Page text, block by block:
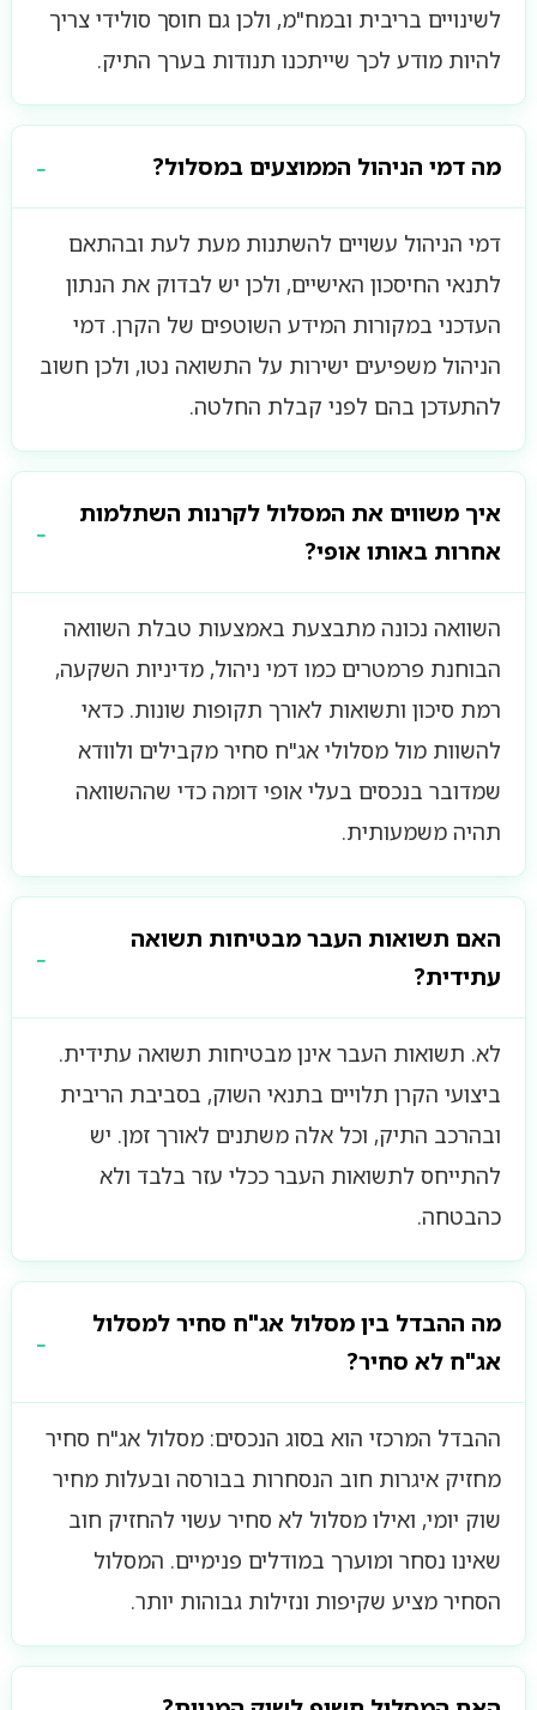
לשינויים בריבית ובמח"מ, ולכן גם חוסך סולידי צריך
להיות מודע לכך שייתכנו תנודות בערך התיק.
מה דמי הניהול הממוצעים במסלול?
דמי הניהול עשויים להשתנות מעת לעת ובהתאם
לתנאי החיסכון האישיים, ולכן יש לבדוק את הנתון
העדכני במקורות המידע השוטפים של הקרן. דמי
הניהול משפיעים ישירות על התשואה נטו, ולכן חשוב
להתעדכן בהם לפני קבלת החלטה.
איך משווים את המסלול לקרנות השתלמות
אחרות באותו אופי?
השוואה נכונה מתבצעת באמצעות טבלת השוואה
הבוחנת פרמטרים כמו דמי ניהול, מדיניות השקעה,
רמת סיכון ותשואות לאורך תקופות שונות. כדאי
להשוות מול מסלולי אג"ח סחיר מקבילים ולוודא
שמדובר בנכסים בעלי אופי דומה כדי שההשוואה
תהיה משמעותית.
האם תשואות העבר מבטיחות תשואה
עתידית?
לא. תשואות העבר אינן מבטיחות תשואה עתידית.
ביצועי הקרן תלויים בתנאי השוק, בסביבת הריבית
ובהרכב התיק, וכל אלה משתנים לאורך זמן. יש
להתייחס לתשואות העבר ככלי עזר בלבד ולא
כהבטחה.
מה ההבדל בין מסלול אג"ח סחיר למסלול
אג"ח לא סחיר?
ההבדל המרכזי הוא בסוג הנכסים: מסלול אג"ח סחיר
מחזיק איגרות חוב הנסחרות בבורסה ובעלות מחיר
שוק יומי, ואילו מסלול לא סחיר עשוי להחזיק חוב
שאינו נסחר ומוערך במודלים פנימיים. המסלול
הסחיר מציע שקיפות ונזילות גבוהות יותר.